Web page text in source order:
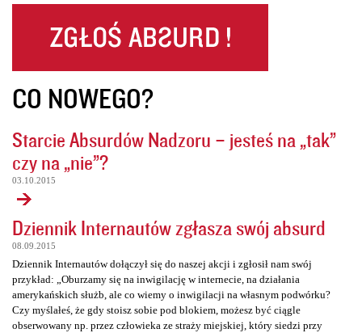
CO NOWEGO?
Starcie Absurdów Nadzoru – jesteś na „tak”
czy na „nie”?
03.10.2015
Dziennik Internautów zgłasza swój absurd
08.09.2015
Dziennik Internautów dołączył się do naszej akcji i zgłosił nam swój
przykład: „Oburzamy się na inwigilację w internecie, na działania
amerykańskich służb, ale co wiemy o inwigilacji na własnym podwórku?
Czy myślałeś, że gdy stoisz sobie pod blokiem, możesz być ciągle
obserwowany np. przez człowieka ze straży miejskiej, który siedzi przy